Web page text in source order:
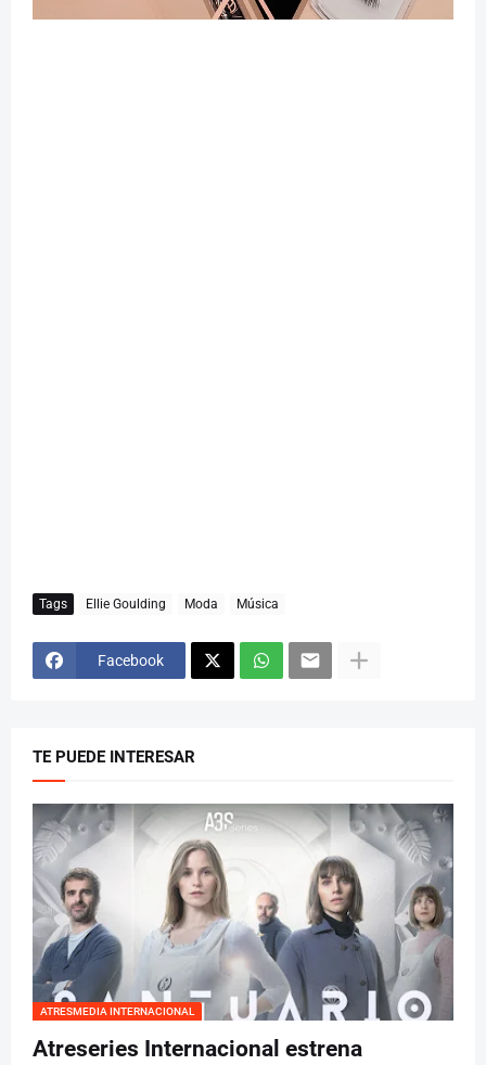
Tags Ellie Goulding Moda Música
Facebook
TE PUEDE INTERESAR
ATRESMEDIA INTERNACIONAL
Atreseries Internacional estrena